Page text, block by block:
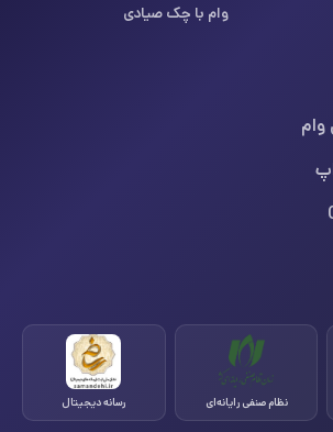
وام با چک صیادی
وام
نظام صنفی رایانه‌ای رسانه دیجیتال